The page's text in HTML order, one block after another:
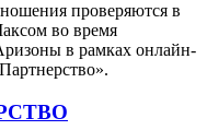
проверяются в
во время
в рамках онлайн-